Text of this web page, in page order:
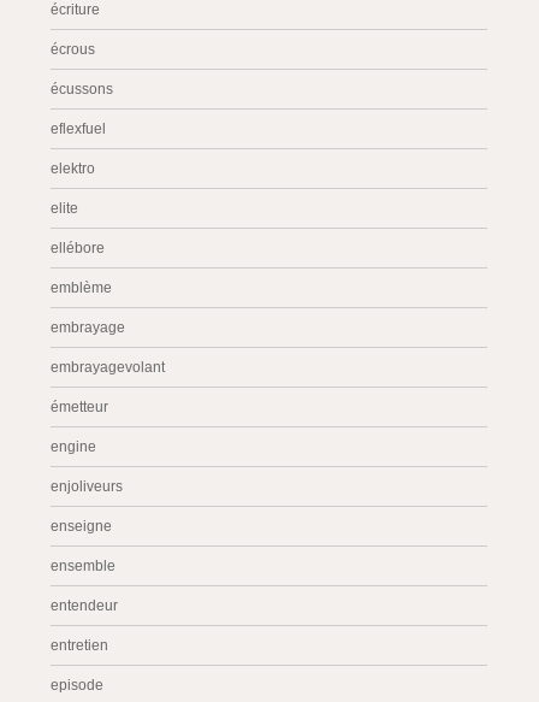
écriture
écrous
écussons
eflexfuel
elektro
elite
ellébore
emblème
embrayage
embrayagevolant
émetteur
engine
enjoliveurs
enseigne
ensemble
entendeur
entretien
episode